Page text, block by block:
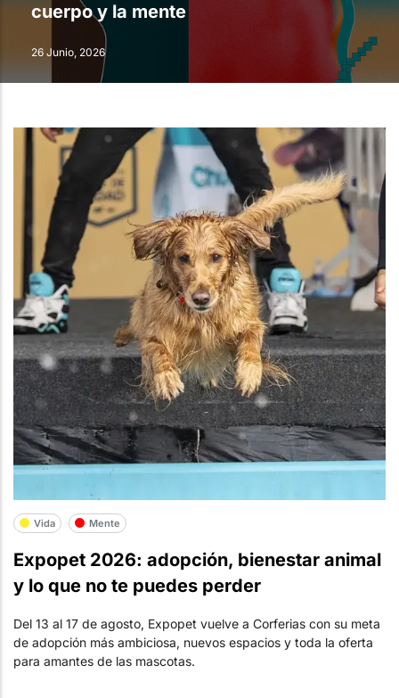
cuerpo y la mente
26 Junio, 2026
Vida Mente
Expopet 2026: adopción, bienestar animal
y lo que no te puedes perder
Del 13 al 17 de agosto, Expopet vuelve a Corferias con su meta
de adopción más ambiciosa, nuevos espacios y toda la oferta
para amantes de las mascotas.